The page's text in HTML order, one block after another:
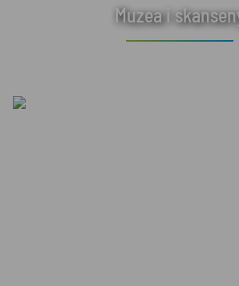
Muzea i